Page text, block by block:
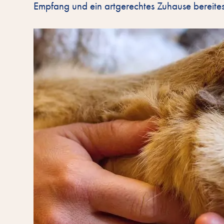
Empfang und ein artgerechtes Zuhause